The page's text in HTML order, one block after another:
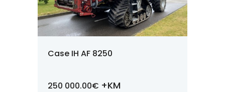
Case IH AF 8250
250 000.00€ +KM